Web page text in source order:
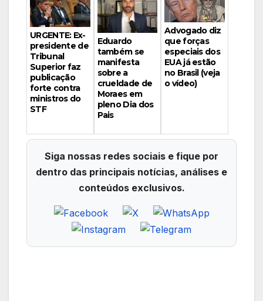
URGENTE: Ex-
presidente de
Tribunal
Superior faz
publicação
forte contra
ministros do
STF
Eduardo
também se
manifesta
sobre a
crueldade de
Moraes em
pleno Dia dos
Pais
Advogado diz
que forças
especiais dos
EUA já estão
no Brasil (veja
o vídeo)
Siga nossas redes sociais e fique por
dentro das principais notícias, análises e
conteúdos exclusivos.